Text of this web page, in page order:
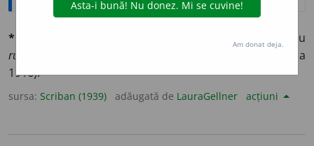
*rupíe
care e rudă cu
rubia
). Unitatea monetară în India engleză (2 fr. 38 la
1916).
sursa: Scriban (1939) adăugată de LauraGellner acțiuni
Am donat deja.